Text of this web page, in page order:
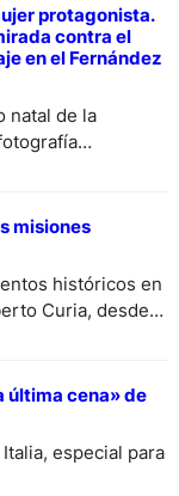
protagonista.
contra el
en el Fernández
natal de la
de Cultura
integrada
y
visitar del 5 de
misiones
históricos en
Curia, desde
última cena» de
especial para